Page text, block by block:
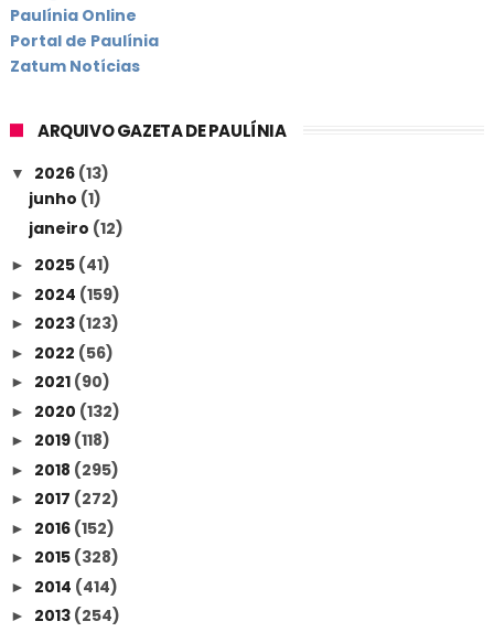
Paulínia Online
Portal de Paulínia
Zatum Notícias
ARQUIVO GAZETA DE PAULÍNIA
▼ 2026 (13)
junho (1)
janeiro (12)
► 2025 (41)
► 2024 (159)
► 2023 (123)
► 2022 (56)
► 2021 (90)
► 2020 (132)
► 2019 (118)
► 2018 (295)
► 2017 (272)
► 2016 (152)
► 2015 (328)
► 2014 (414)
► 2013 (254)